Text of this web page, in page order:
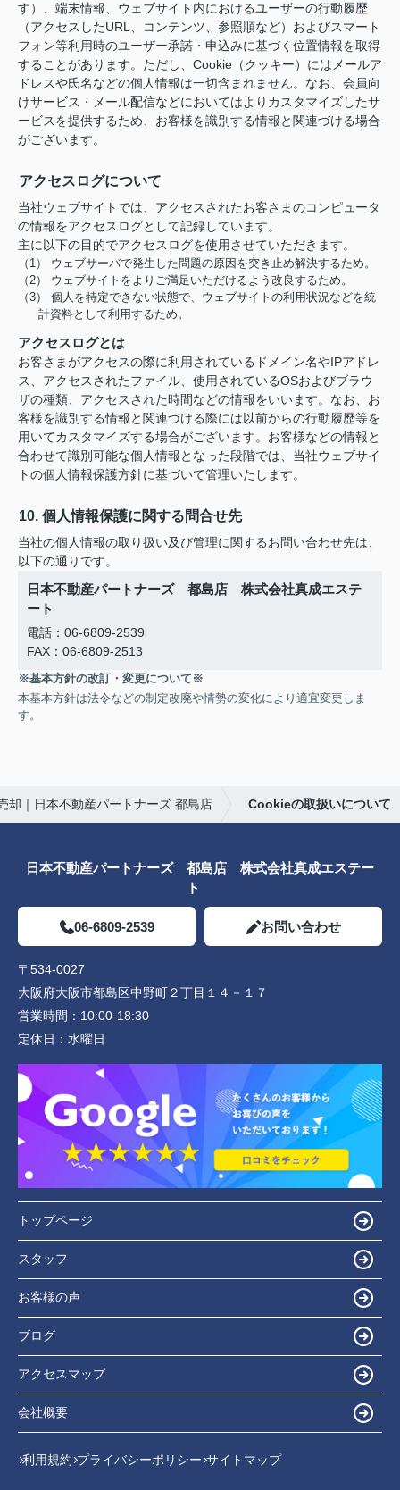
す）、端末情報、ウェブサイト内におけるユーザーの行動履歴
（アクセスしたURL、コンテンツ、参照順など）およびスマート
フォン等利用時のユーザー承諾・申込みに基づく位置情報を取得
することがあります。ただし、Cookie（クッキー）にはメールア
ドレスや氏名などの個人情報は一切含まれません。なお、会員向
けサービス・メール配信などにおいてはよりカスタマイズしたサ
ービスを提供するため、お客様を識別する情報と関連づける場合
がございます。
アクセスログについて
当社ウェブサイトでは、アクセスされたお客さまのコンピュータ
の情報をアクセスログとして記録しています。
主に以下の目的でアクセスログを使用させていただきます。
（1） ウェブサーバで発生した問題の原因を突き止め解決するため。
（2） ウェブサイトをよりご満足いただけるよう改良するため。
（3） 個人を特定できない状態で、ウェブサイトの利用状況などを統
計資料として利用するため。
アクセスログとは
お客さまがアクセスの際に利用されているドメイン名やIPアドレ
ス、アクセスされたファイル、使用されているOSおよびブラウ
ザの種類、アクセスされた時間などの情報をいいます。なお、お
客様を識別する情報と関連づける際には以前からの行動履歴等を
用いてカスタマイズする場合がございます。お客様などの情報と
合わせて識別可能な個人情報となった段階では、当社ウェブサイ
トの個人情報保護方針に基づいて管理いたします。
10. 個人情報保護に関する問合せ先
当社の個人情報の取り扱い及び管理に関するお問い合わせ先は、
以下の通りです。
日本不動産パートナーズ 都島店 株式会社真成エステ
ート
電話：06-6809-2539
FAX：06-6809-2513
※基本方針の改訂・変更について※
本基本方針は法令などの制定改廃や情勢の変化により適宜変更しま
す。
却｜日本不動産パートナーズ 都島店 Cookieの取扱いについて
日本不動産パートナーズ 都島店 株式会社真成エステー
ト
06-6809-2539 お問い合わせ
〒534-0027
大阪府大阪市都島区中野町２丁目１４－１７
営業時間： 10:00-18:30
定休日： 水曜日
トップページ
スタッフ
お客様の声
ブログ
アクセスマップ
会社概要
利用規約 プライバシーポリシー サイトマップ